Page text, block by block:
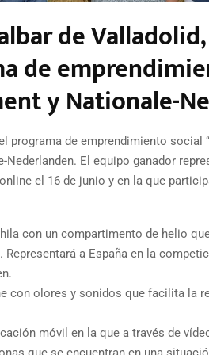
de
de
y Nationale-
de emprendimiento social
El equipo ganador
el 16 de junio y en la que
con un compartimento de helio
a España en la
con olores y sonidos que facilita la
móvil en la que a través de